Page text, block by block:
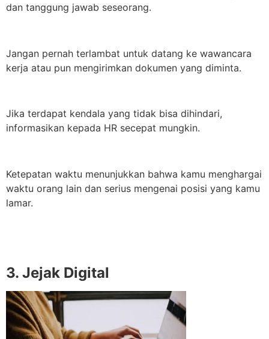
dan tanggung jawab seseorang.
Jangan pernah terlambat untuk datang ke wawancara
kerja atau pun mengirimkan dokumen yang diminta.
Jika terdapat kendala yang tidak bisa dihindari,
informasikan kepada HR secepat mungkin.
Ketepatan waktu menunjukkan bahwa kamu menghargai
waktu orang lain dan serius mengenai posisi yang kamu
lamar.
3. Jejak Digital